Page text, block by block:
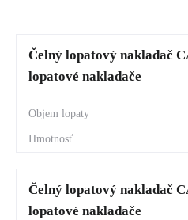
Čelný lopatový nakladač
lopatové nakladače
Čelný lopatový nakladač
lopatové nakladače